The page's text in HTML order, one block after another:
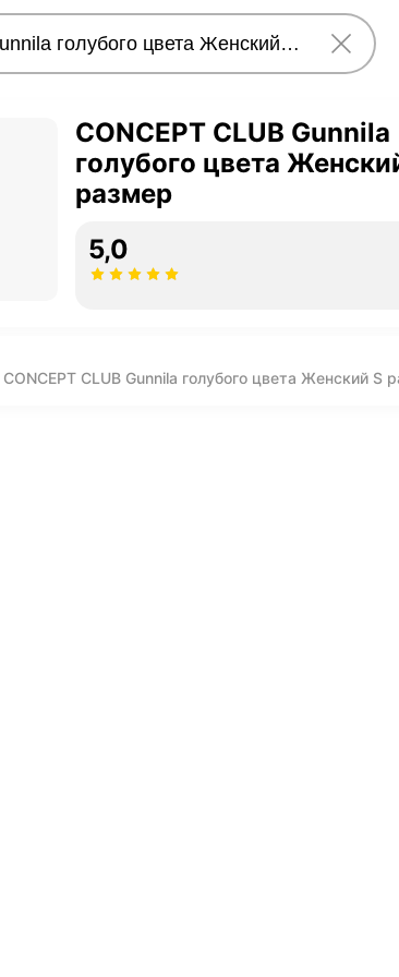
CONCEPT CLUB Gunnila
голубого цвета
размер
5,0
CLUB Gunnila голубого цвета Женский S